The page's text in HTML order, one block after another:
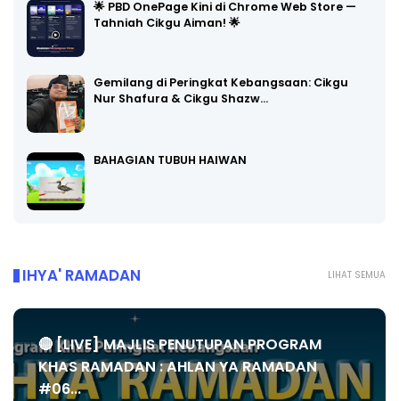
🌟 PBD OnePage Kini di Chrome Web Store —
Tahniah Cikgu Aiman! 🌟
Gemilang di Peringkat Kebangsaan: Cikgu
Nur Shafura & Cikgu Shazw…
BAHAGIAN TUBUH HAIWAN
LIHAT SEMUA
IHYA' RAMADAN
🔴 [LIVE] MAJLIS PENUTUPAN PROGRAM
KHAS RAMADAN : AHLAN YA RAMADAN
#06...